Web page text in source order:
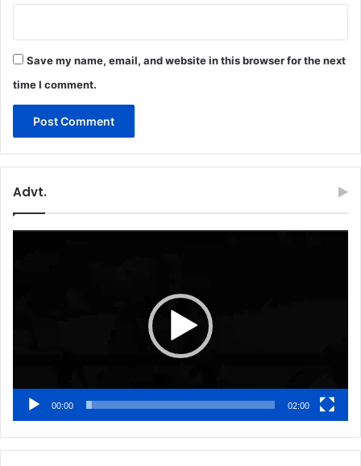
Save my name, email, and website in this browser for the next
time I comment.
Advt.
00:00 02:00